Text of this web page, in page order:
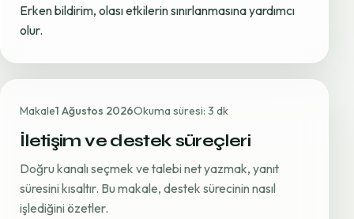
Erken bildirim, olası etkilerin sınırlanmasına yardımcı
olur.
Makale1 Ağustos 2026Okuma süresi: 3 dk
İletişim ve destek süreçleri
Doğru kanalı seçmek ve talebi net yazmak, yanıt
süresini kısaltır. Bu makale, destek sürecinin nasıl
işlediğini özetler.